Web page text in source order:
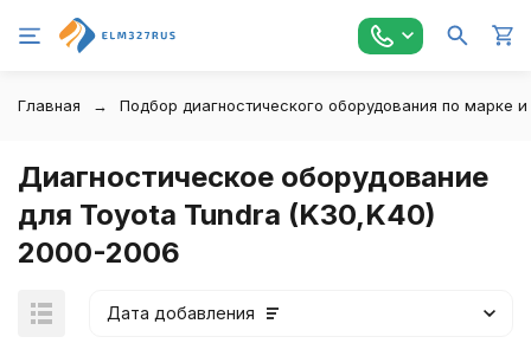
Главная Подбор диагностического оборудования по марке
Диагностическое оборудование
для Toyota Tundra (K30,K40)
2000-2006
Дата добавления